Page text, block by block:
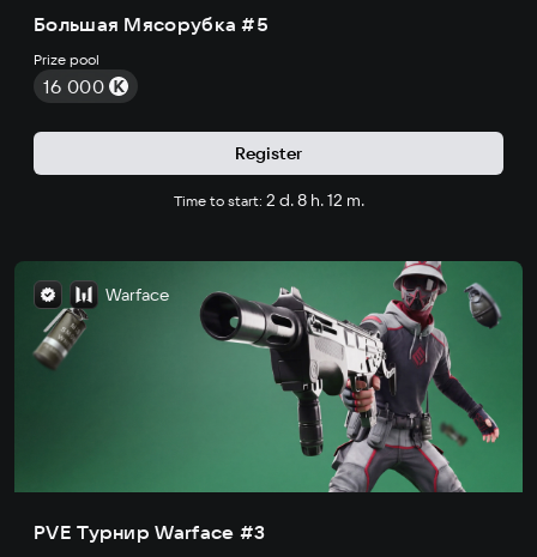
Большая Мясорубка #5
Prize pool
16 000
Register
Time to start: 2 d. 8 h. 12 m.
Warface
PVE Турнир Warface #3